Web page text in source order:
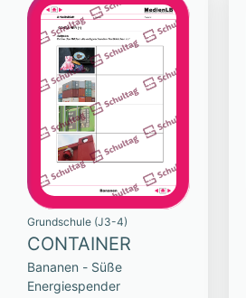
Grundschule (J3-4)
CONTAINER
Bananen - Süße
Energiespender